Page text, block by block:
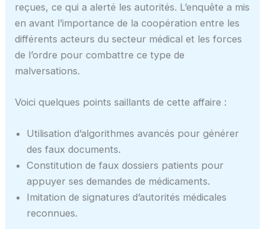
reçues, ce qui a alerté les autorités. L’enquête a mis
en avant l’importance de la coopération entre les
différents acteurs du secteur médical et les forces
de l’ordre pour combattre ce type de
malversations.
Voici quelques points saillants de cette affaire :
Utilisation d’algorithmes avancés pour générer
des faux documents.
Constitution de faux dossiers patients pour
appuyer ses demandes de médicaments.
Imitation de signatures d’autorités médicales
reconnues.